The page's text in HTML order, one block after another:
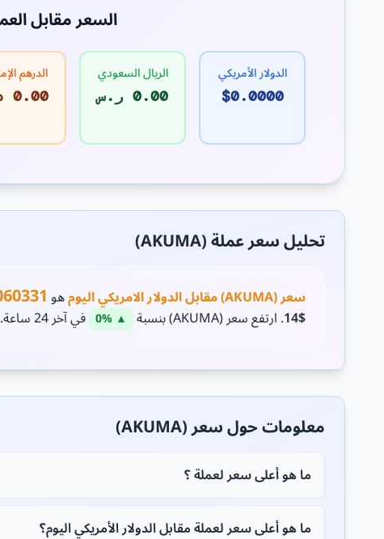
السعر مقابل
الدولار الأمريكي
$0.0000
الريال السعودي
0.00 ر.س
الدرهم
0.00 د.إ
تحليل سعر عملة (AKUMA)
سعر (AKUMA) مقابل الدولار الامريكي اليوم هو
$14 . ارتفع سعر (AKUMA) بنسبة ▲ 0% في آخر 24 ساعة.
معلومات حول سعر (AKUMA)
ما هو أعلى سعر لعملة ؟
ما هو أعلى سعر لعملة مقابل الدولار الأمريكي اليوم؟